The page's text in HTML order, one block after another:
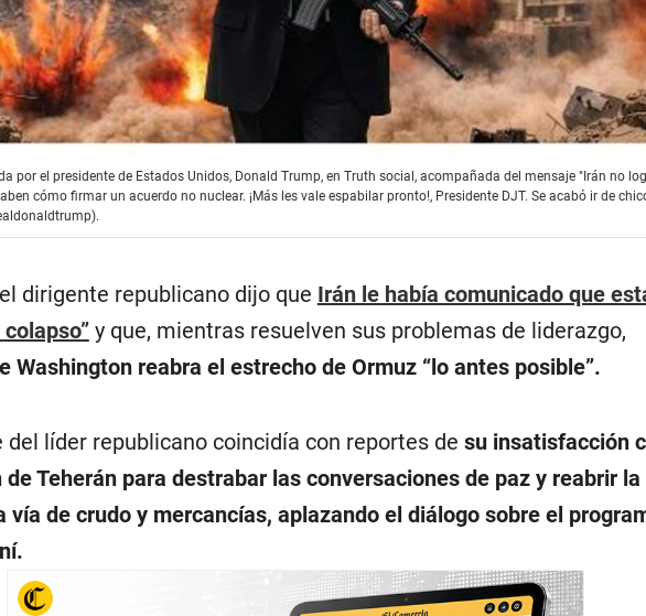
por el presidente de Estados Unidos, Donald Trump, en Truth social, acompañada del mensaje "Irán no
cómo firmar un acuerdo no nuclear. ¡Más les vale espabilar pronto!, Presidente DJT. Se acabó ir de
dirigente republicano dijo que Irán le había comunicado que
y que, mientras resuelven sus problemas de liderazgo,
Washington reabra el estrecho de Ormuz “lo antes posible”.
del líder republicano coincidía con reportes de su insatisfacción
de Teherán para destrabar las conversaciones de paz y reabrir la
vía de crudo y mercancías, aplazando el diálogo sobre el